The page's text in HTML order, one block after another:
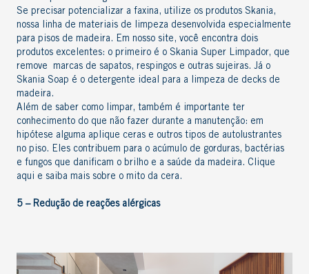
Se precisar potencializar a faxina, utilize os produtos Skania ,
nossa linha de materiais de limpeza desenvolvida especialmente
para pisos de madeira. Em nosso site, você encontra dois
produtos excelentes: o primeiro é o Skania Super Limpador, que
remove marcas de sapatos, respingos e outras sujeiras. Já o
Skania Soap é o detergente ideal para a limpeza de decks de
madeira.
Além de saber como limpar, também é importante ter
conhecimento do que não fazer durante a manutenção: em
hipótese alguma aplique ceras e outros tipos de autolustrantes
no piso. Eles contribuem para o acúmulo de gorduras, bactérias
e fungos que danificam o brilho e a saúde da madeira. Clique
aqui e saiba mais sobre o mito da cera .
5 – Redução de reações alérgicas